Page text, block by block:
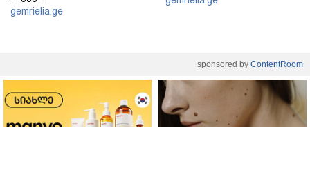
gemrielia.ge
sponsored by ContentRoom